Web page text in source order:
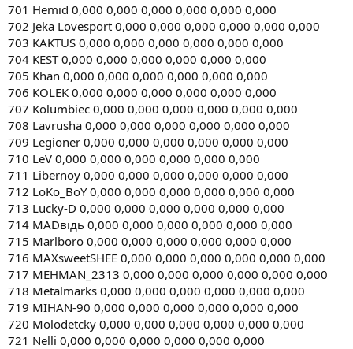
701 Hemid 0,000 0,000 0,000 0,000 0,000 0,000
702 Jeka Lovesport 0,000 0,000 0,000 0,000 0,000 0,000
703 KAKTUS 0,000 0,000 0,000 0,000 0,000 0,000
704 KEST 0,000 0,000 0,000 0,000 0,000 0,000
705 Khan 0,000 0,000 0,000 0,000 0,000 0,000
706 KOLEK 0,000 0,000 0,000 0,000 0,000 0,000
707 Kolumbiec 0,000 0,000 0,000 0,000 0,000 0,000
708 Lavrusha 0,000 0,000 0,000 0,000 0,000 0,000
709 Legioner 0,000 0,000 0,000 0,000 0,000 0,000
710 LeV 0,000 0,000 0,000 0,000 0,000 0,000
711 Libernoy 0,000 0,000 0,000 0,000 0,000 0,000
712 LoKo_BoY 0,000 0,000 0,000 0,000 0,000 0,000
713 Lucky-D 0,000 0,000 0,000 0,000 0,000 0,000
714 MADвiдь 0,000 0,000 0,000 0,000 0,000 0,000
715 Marlboro 0,000 0,000 0,000 0,000 0,000 0,000
716 MAXsweetSHEE 0,000 0,000 0,000 0,000 0,000 0,000
717 MEHMAN_2313 0,000 0,000 0,000 0,000 0,000 0,000
718 Metalmarks 0,000 0,000 0,000 0,000 0,000 0,000
719 MIHAN-90 0,000 0,000 0,000 0,000 0,000 0,000
720 Molodetcky 0,000 0,000 0,000 0,000 0,000 0,000
721 Nelli 0,000 0,000 0,000 0,000 0,000 0,000